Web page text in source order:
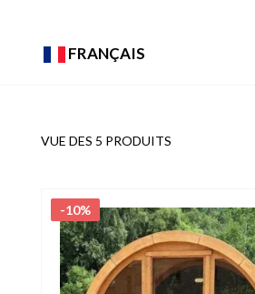
FRANÇAIS
VUE DES 5 PRODUITS
-10%